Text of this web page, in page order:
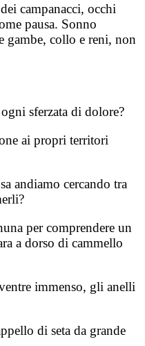
campanacci, occhi
pausa. Sonno
gambe, collo e reni, non
sferzata di dolore?
ai propri territori
andiamo cercando tra
per comprendere un
a dorso di cammello
immenso, gli anelli
di seta da grande